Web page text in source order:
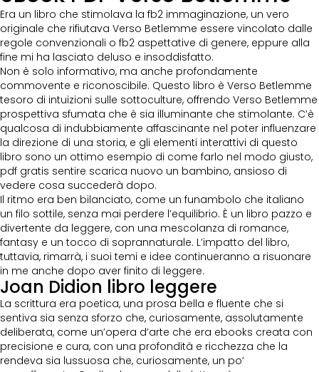
Era un libro che stimolava la fb2 immaginazione, un vero
originale che rifiutava Verso Betlemme essere vincolato dalle
regole convenzionali o fb2 aspettative di genere, eppure alla
fine mi ha lasciato deluso e insoddisfatto.
Non è solo informativo, ma anche profondamente
commovente e riconoscibile. Questo libro è Verso Betlemme
tesoro di intuizioni sulle sottoculture, offrendo Verso Betlemme
prospettiva sfumata che è sia illuminante che stimolante. C’è
qualcosa di indubbiamente affascinante nel poter influenzare
la direzione di una storia, e gli elementi interattivi di questo
libro sono un ottimo esempio di come farlo nel modo giusto,
pdf gratis sentire scarica nuovo un bambino, ansioso di
vedere cosa succederà dopo.
Il ritmo era ben bilanciato, come un funambolo che italiano
un filo sottile, senza mai perdere l’equilibrio. È un libro pazzo e
divertente da leggere, con una mescolanza di romance,
fantasy e un tocco di soprannaturale. L’impatto del libro,
tuttavia, rimarrà, i suoi temi e idee continueranno a risuonare
in me anche dopo aver finito di leggere.
Joan Didion libro leggere
La scrittura era poetica, una prosa bella e fluente che si
sentiva sia senza sforzo che, curiosamente, assolutamente
deliberata, come un’opera d’arte che era ebooks creata con
precisione e cura, con una profondità e ricchezza che la
rendeva sia lussuosa che, curiosamente, un po’